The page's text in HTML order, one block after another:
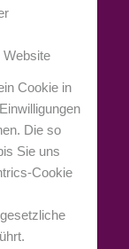
Website
Cookie in
Die so
Sie uns
Cookie